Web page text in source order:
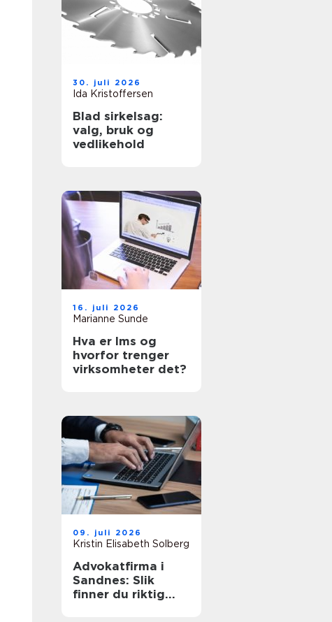
30. juli 2026
Ida Kristoffersen
Blad sirkelsag:
valg, bruk og
vedlikehold
16. juli 2026
Marianne Sunde
Hva er lms og
hvorfor trenger
virksomheter det?
09. juli 2026
Kristin Elisabeth Solberg
Advokatfirma i
Sandnes: Slik
finner du riktig